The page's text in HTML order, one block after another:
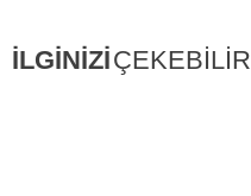
İLGİNİZİÇEKEBİLİR